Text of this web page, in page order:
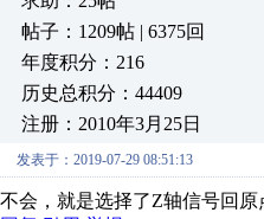
帖子：1209帖 | 6375回
年度积分：216
历史总积分：44409
注册：2010年3月25日
发表于：2019-07-29 08:51:13
不会，就是选择了Z轴信号回